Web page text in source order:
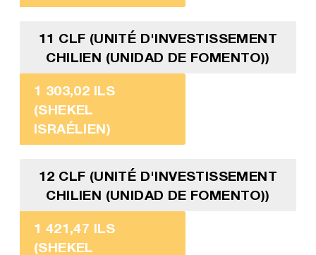
11 CLF (UNITÉ D'INVESTISSEMENT
CHILIEN (UNIDAD DE FOMENTO))
1 303,02 ILS
(SHEKEL
ISRAÉLIEN)
12 CLF (UNITÉ D'INVESTISSEMENT
CHILIEN (UNIDAD DE FOMENTO))
1 421,47 ILS
(SHEKEL